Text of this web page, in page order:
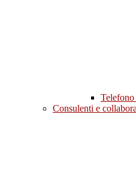
Telefono
Consulenti e